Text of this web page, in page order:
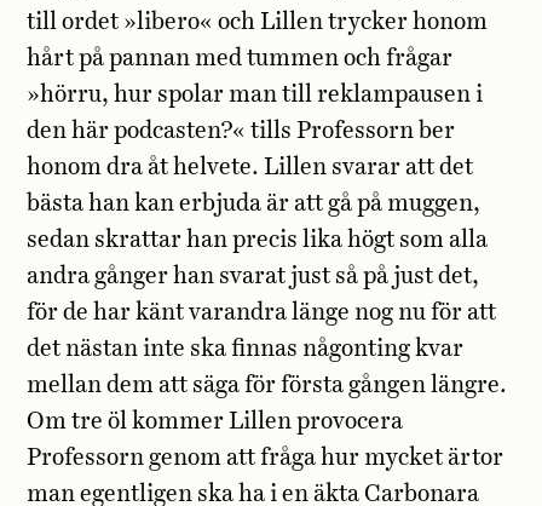
till ordet »libero« och Lillen trycker honom
hårt på pannan med tummen och frågar
»hörru, hur spolar man till reklampausen i
den här podcasten?« tills Professorn ber
honom dra åt helvete. Lillen svarar att det
bästa han kan erbjuda är att gå på muggen,
sedan skrattar han precis lika högt som alla
andra gånger han svarat just så på just det,
för de har känt varandra länge nog nu för att
det nästan inte ska finnas någonting kvar
mellan dem att säga för första gången längre.
Om tre öl kommer Lillen provocera
Professorn genom att fråga hur mycket ärtor
man egentligen ska ha i en äkta Carbonara